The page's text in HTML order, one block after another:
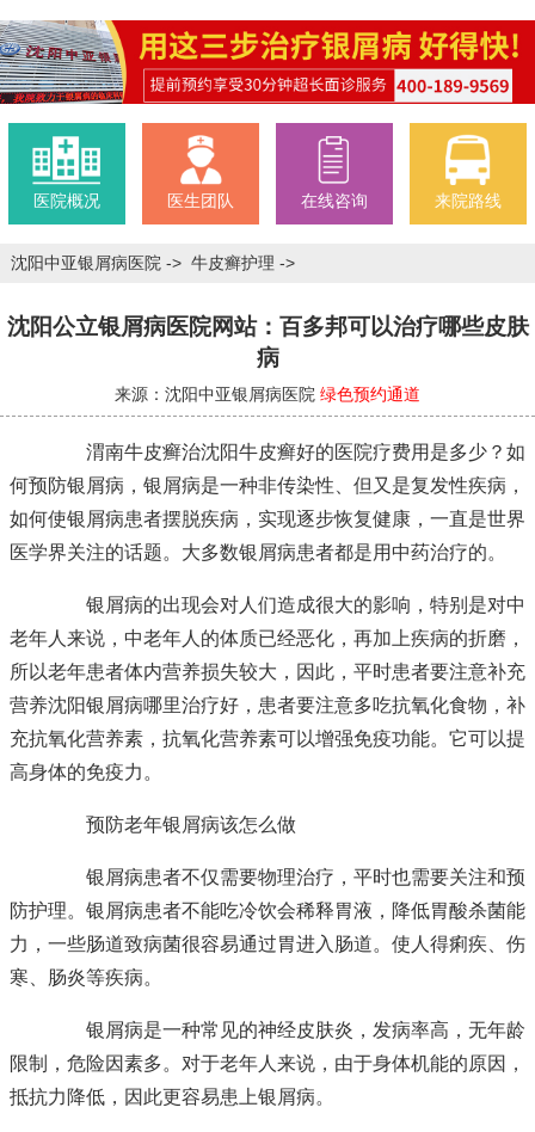
医院概况 医生团队 在线咨询 来院路线
沈阳中亚银屑病医院 -> 牛皮癣护理 ->
沈阳公立银屑病医院网站：百多邦可以治疗哪些皮肤
病
来源：沈阳中亚银屑病医院 绿色预约通道
渭南牛皮癣治沈阳牛皮癣好的医院疗费用是多少？如
何预防银屑病，银屑病是一种非传染性、但又是复发性疾病，
如何使银屑病患者摆脱疾病，实现逐步恢复健康，一直是世界
医学界关注的话题。大多数银屑病患者都是用中药治疗的。
银屑病的出现会对人们造成很大的影响，特别是对中
老年人来说，中老年人的体质已经恶化，再加上疾病的折磨，
所以老年患者体内营养损失较大，因此，平时患者要注意补充
营养沈阳银屑病哪里治疗好 ，患者要注意多吃抗氧化食物，补
充抗氧化营养素，抗氧化营养素可以增强免疫功能。它可以提
高身体的免疫力。
预防老年银屑病该怎么做
银屑病患者不仅需要物理治疗，平时也需要关注和预
防护理。银屑病患者不能吃冷饮会稀释胃液，降低胃酸杀菌能
力，一些肠道致病菌很容易通过胃进入肠道。使人得痢疾、伤
寒、肠炎等疾病。
银屑病是一种常见的神经皮肤炎，发病率高，无年龄
限制，危险因素多。对于老年人来说，由于身体机能的原因，
抵抗力降低，因此更容易患上银屑病。